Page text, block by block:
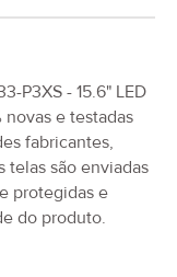
P3XS - 15.6" LED
novas e testadas
fabricantes,
telas são enviadas
protegidas e
do produto.